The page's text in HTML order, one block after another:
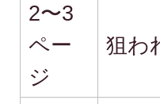
2〜3
ペー
ジ
狙わ